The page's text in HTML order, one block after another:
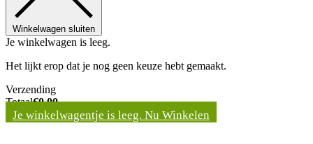
Winkelwagen sluiten
Je winkelwagen is leeg.
Het lijkt erop dat je nog geen keuze hebt gemaakt.
Verzending
Totaal€0,00
Je winkelwagentje is leeg. Nu Winkelen